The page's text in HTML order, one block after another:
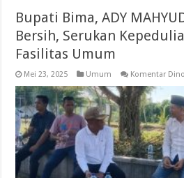
Bupati Bima, ADY
Bersih, Serukan
Fasilitas Umum
Mei 23, 2025 Umum Komentar